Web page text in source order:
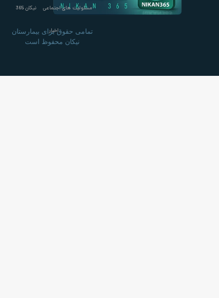
مسئولیت های اجتماعی نیکان 365
تمامی حقوق برای بیمارستان